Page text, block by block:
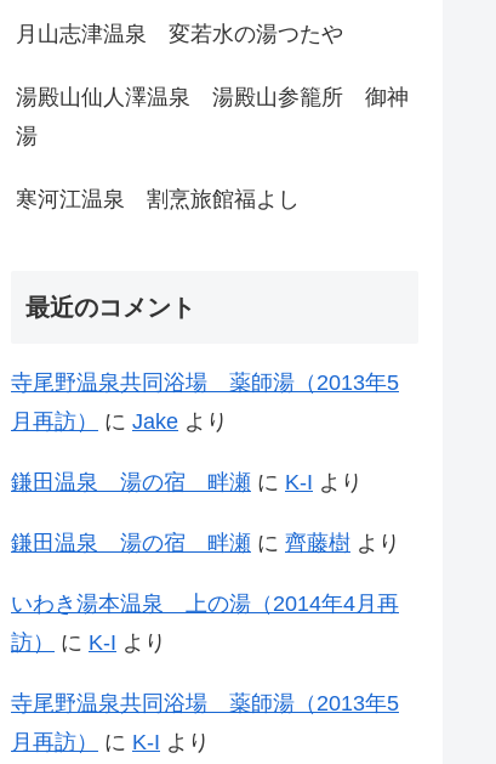
月山志津温泉 変若水の湯つたや
湯殿山仙人澤温泉 湯殿山参籠所 御神
湯
寒河江温泉 割烹旅館福よし
最近のコメント
寺尾野温泉共同浴場 薬師湯（2013年5
月再訪）
に Jake より
鎌田温泉 湯の宿 畔瀬 に K-I より
鎌田温泉 湯の宿 畔瀬 に 齊藤樹 より
いわき湯本温泉 上の湯（2014年4月再
訪）
に K-I より
寺尾野温泉共同浴場 薬師湯（2013年5
月再訪）
に K-I より